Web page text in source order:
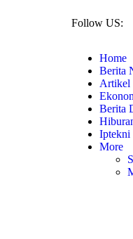
Follow US:
Home
Berita
Artikel
Berita
Iptekni
More